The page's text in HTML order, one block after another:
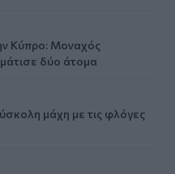
Κύπρο: Μοναχός
δύο άτομα
μάχη με τις φλόγες